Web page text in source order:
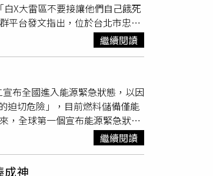
於奔命的身影中，看見那些維持
像片中的男主角一樣，為了追尋
這部作品不只是西恩貝克與鄒時
紀念版》由光年映畫及政駒共同
重要經典。電影官方正式預告
工衝擊最大；他也補充，消費者
店接受招待等。儘管如此，調查
廢除
制度，他們其實非常
買單。有網友事後在Threads發
第二招則是身旁跟著一群身高約
「請客、態度又客氣，自然願
，也有網友指出，「大概路上每
是在排隊領免費豆花」。黃仁
為關注焦點。 懶人包／
X大雷區不要接讓他們自己餓死
平台發文指出，位於台北市忠孝
單區」。他表示，自己與同事長
地點條件有關。貼文曝光後，大
成默契。有外送員反問，「忠
」，除非報酬提高才會考慮接
為機車禁行路段，外送員無法直
，實際配送還需進入大樓並送至
找停車位就可能耗費約20分鐘，
成本不成比例」，因此多半選擇
中亦有外送員分享實際經驗，指
單的，多半是剛入行者或特殊
繼續閱讀
布全國進入能源緊急狀態，以因
迫切危險」，目前燃料儲備僅能
，全球第一個宣布能源緊急狀態
、食品、藥品、農產品及其他民
出現囤積、哄抬價格及操控供應
行動。為減輕油價飆升對民眾
繼續閱讀
神